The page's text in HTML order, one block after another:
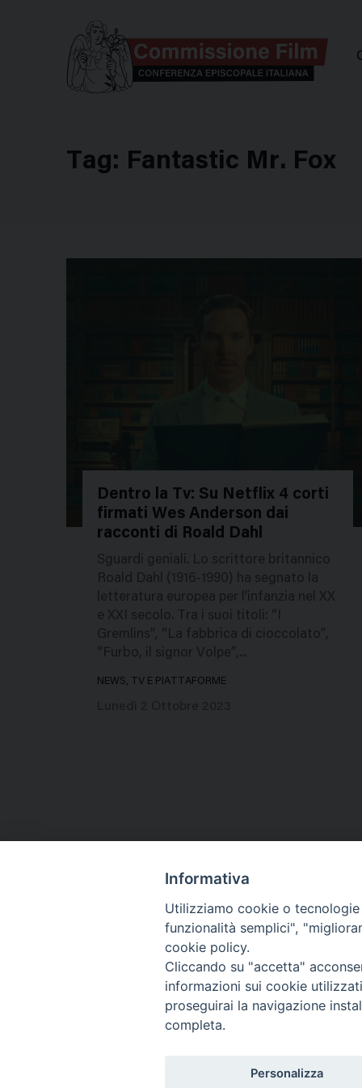
Tag: Fantastic Mr. Fox
232920
Dentro la Tv: Su Netflix 4 corti
firmati Wes Anderson dai
racconti di Roald Dahl
Sguardi geniali. Lo scrittore britannico
Roald Dahl (1916-1990) ha segnato la
letteratura europea per l’infanzia nel XX
e XXI secolo. Tra i suoi titoli: “I
Gremlins”, “La fabbrica di cioccolato”,
“Furbo, il signor Volpe”,...
NEWS, TV E PIATTAFORME
Titolo
Informativa
Utilizziamo cookie o
funzionalità semplici",
cookie policy.
Cliccando su "accetta"
informazioni sui cookie
proseguirai la navigazione
completa.
Personalizza